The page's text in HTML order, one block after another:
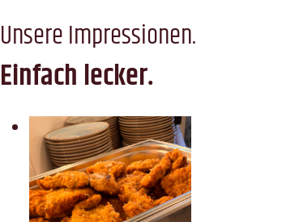
Unsere Impressionen.
Einfach lecker.